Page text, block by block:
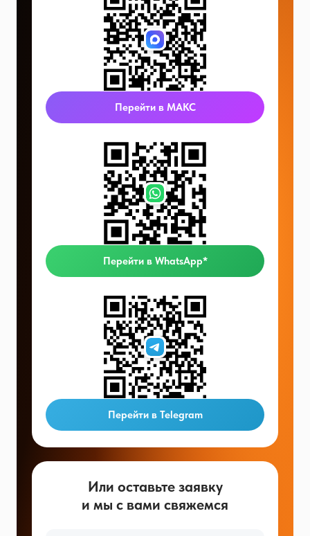
Перейти в МАКС
Перейти в WhatsApp*
Перейти в Telegram
Или оставьте заявку
и мы с вами свяжемся